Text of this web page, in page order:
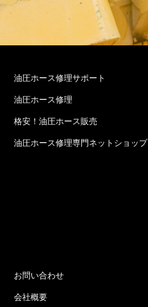
油圧ホース修理サポート
油圧ホース修理
格安！油圧ホース販売
油圧ホース修理専門ネットショップ
お問い合わせ
会社概要